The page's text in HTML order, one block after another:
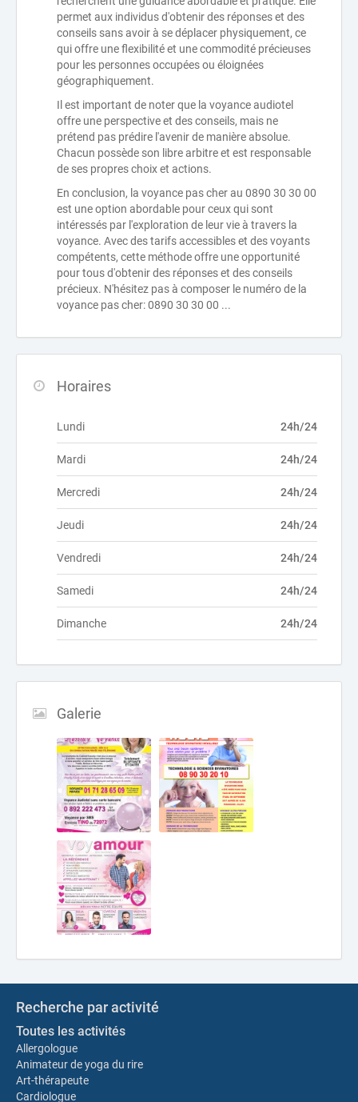
permet aux individus d'obtenir des réponses et des
conseils sans avoir à se déplacer physiquement, ce
qui offre une flexibilité et une commodité précieuses
pour les personnes occupées ou éloignées
géographiquement.
Il est important de noter que la voyance audiotel
offre une perspective et des conseils, mais ne
prétend pas prédire l'avenir de manière absolue.
Chacun possède son libre arbitre et est responsable
de ses propres choix et actions.
En conclusion, la voyance pas cher au 0890 30 30 00
est une option abordable pour ceux qui sont
intéressés par l'exploration de leur vie à travers la
voyance. Avec des tarifs accessibles et des voyants
compétents, cette méthode offre une opportunité
pour tous d'obtenir des réponses et des conseils
précieux. N'hésitez pas à composer le numéro de la
voyance pas cher: 0890 30 30 00 ...
Horaires
Lundi 24h/24
Mardi 24h/24
Mercredi 24h/24
Jeudi 24h/24
Vendredi 24h/24
Samedi 24h/24
Dimanche 24h/24
Galerie
Recherche par activité
Toutes les activités
Allergologue
Animateur de yoga du rire
Art-thérapeute
Cardiologue